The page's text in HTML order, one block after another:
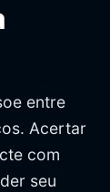
entre
Acertar
com
seu